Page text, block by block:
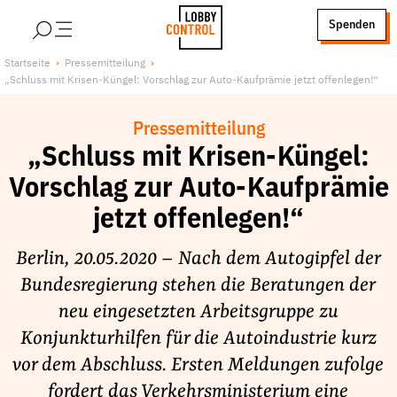
StartSeite
Spenden
Über uns
Finanzierung
Jobs
Publikationen und Material
Lobbykritische Stadtführungen
Unsere Schwerpunkte
Lobbykontrolle und Regeln
Lobbyismus und Klima
Macht der Digitalkonzerne
Spenden & Fördern
Startseite
Pressemitteilung
„Schluss mit Krisen-Küngel: Vorschlag zur Auto-Kaufprämie jetzt offenlegen!“
Pressemitteilung
„Schluss mit Krisen-Küngel:
Vorschlag zur Auto-Kaufprämie
jetzt offenlegen!“
Berlin, 20.05.2020 – Nach dem Autogipfel der
Bundesregierung stehen die Beratungen der
neu eingesetzten Arbeitsgruppe zu
Konjunkturhilfen für die Autoindustrie kurz
vor dem Abschluss. Ersten Meldungen zufolge
fordert das Verkehrsministerium eine